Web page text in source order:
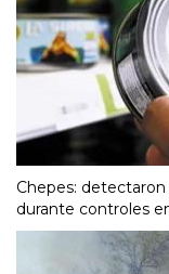
Chepes:
durante controles